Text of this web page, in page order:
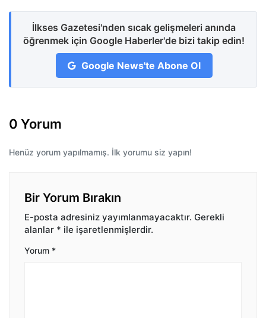
İlkses Gazetesi'nden sıcak gelişmeleri anında
öğrenmek için Google Haberler'de bizi takip edin!
Google News'te Abone Ol
0 Yorum
Henüz yorum yapılmamış. İlk yorumu siz yapın!
Bir Yorum Bırakın
E-posta adresiniz yayımlanmayacaktır. Gerekli
alanlar * ile işaretlenmişlerdir.
Yorum *